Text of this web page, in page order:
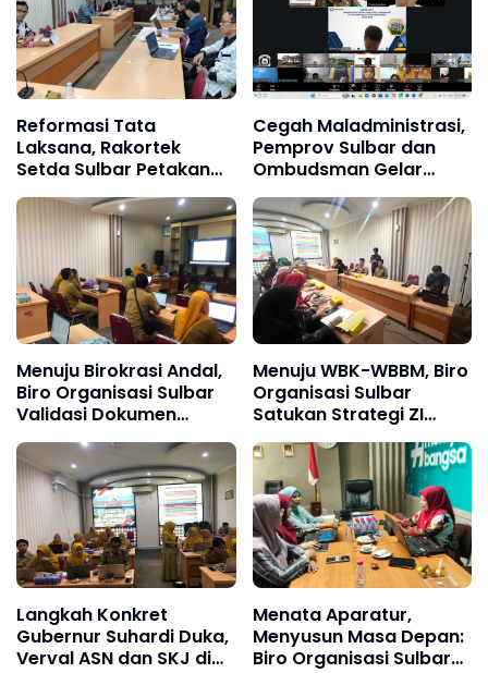
Reformasi Tata
Laksana, Rakortek
Setda Sulbar Petakan
Proses Bisnis untuk
Kinerja Terukur
Cegah Maladministrasi,
Pemprov Sulbar dan
Ombudsman Gelar
Bimtek ASN
Menuju Birokrasi Andal,
Biro Organisasi Sulbar
Validasi Dokumen
Penilaian Kelembagaan
Menuju WBK-WBBM, Biro
Organisasi Sulbar
Satukan Strategi ZI
2027
Langkah Konkret
Gubernur Suhardi Duka,
Verval ASN dan SKJ di
Menata Aparatur,
Menyusun Masa Depan:
Biro Organisasi Sulbar